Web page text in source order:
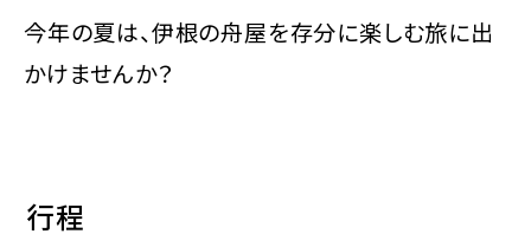
今年の夏は、伊根の舟屋を存分に楽しむ旅に出
かけませんか？
行程